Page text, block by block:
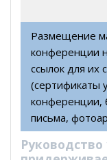
Размещение
конференции
ссылок для их
(сертификаты
конференции,
письма,
Руководство